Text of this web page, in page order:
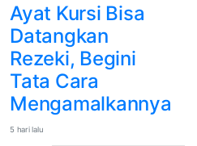
Ayat Kursi Bisa
Datangkan
Rezeki, Begini
Tata Cara
Mengamalkannya
5 hari lalu